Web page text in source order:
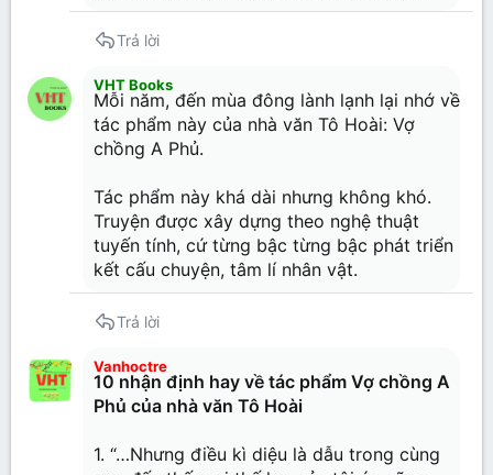
Trả lời
VHT Books
Mỗi năm, đến mùa đông lành lạnh lại nhớ về
tác phẩm này của nhà văn Tô Hoài: Vợ
chồng A Phủ.
Tác phẩm này khá dài nhưng không khó.
Truyện được xây dựng theo nghệ thuật
tuyến tính, cứ từng bậc từng bậc phát triển
kết cấu chuyện, tâm lí nhân vật.
Trả lời
Vanhoctre
10 nhận định hay về tác phẩm Vợ chồng A
Phủ của nhà văn Tô Hoài
1. “…Nhưng điều kì diệu là dẫu trong cùng